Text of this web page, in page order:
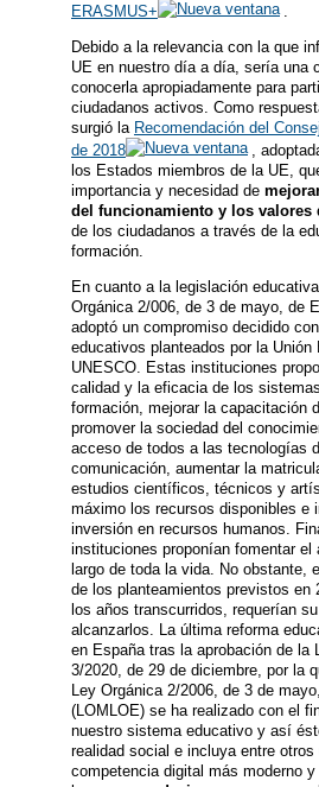
ERASMUS+
.
Debido a la relevancia con la que
UE en nuestro día a día, sería una
conocerla apropiadamente para
ciudadanos activos. Como
surgió la Recomendación del
de 2018
,
los Estados miembros de la UE,
importancia y necesidad de
del funcionamiento y los valores
de los ciudadanos a través de la
formación.
En cuanto a la legislación
Orgánica 2/006, de 3 de mayo, de
adoptó un compromiso decidido
educativos planteados por la Unión
UNESCO. Estas instituciones
calidad y la eficacia de los
formación, mejorar la capacitación
promover la sociedad del
acceso de todos a las tecnologías
comunicación, aumentar la
estudios científicos, técnicos y
máximo los recursos disponibles e
inversión en recursos humanos.
instituciones proponían fomentar el
largo de toda la vida. No obstante,
de los planteamientos previstos en
los años transcurridos, requerían
alcanzarlos. La última reforma
en España tras la aprobación de la
3/2020, de 29 de diciembre, por la
Ley Orgánica 2/2006, de 3 de
(LOMLOE) se ha realizado con el
nuestro sistema educativo y así
realidad social e incluya entre otros
competencia digital más moderno